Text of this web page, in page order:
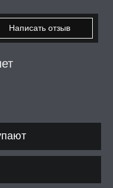
Написать отзыв